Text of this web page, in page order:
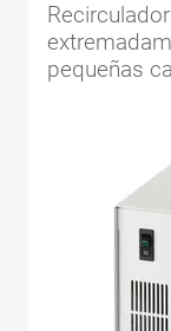
pequeñas